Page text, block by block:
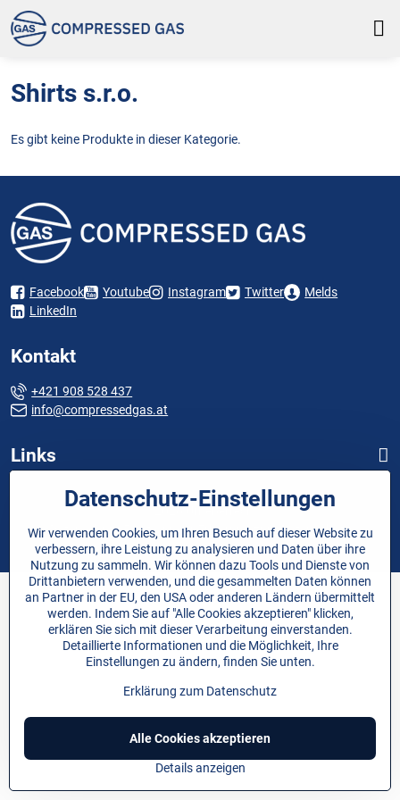
Shirts s.r.o.
Es gibt keine Produkte in dieser Kategorie.
Facebook Youtube Instagram Twitter
Melds
LinkedIn
Kontakt
+421 908 528 437
info@compressedgas.at
Links
©2026Urheberrecht
Datenschutz-EinstellungenErklärung zum Datenschutz
Website erstellt mit:BiznisWeb.sk
Datenschutz-Einstellungen
Wir verwenden Cookies, um Ihren Besuch auf dieser Website zu
verbessern, ihre Leistung zu analysieren und Daten über ihre
Nutzung zu sammeln. Wir können dazu Tools und Dienste von
Drittanbietern verwenden, und die gesammelten Daten können
an Partner in der EU, den USA oder anderen Ländern übermittelt
werden. Indem Sie auf "Alle Cookies akzeptieren" klicken,
erklären Sie sich mit dieser Verarbeitung einverstanden.
Detaillierte Informationen und die Möglichkeit, Ihre
Einstellungen zu ändern, finden Sie unten.
Erklärung zum Datenschutz
Details anzeigen
Alle Cookies akzeptieren